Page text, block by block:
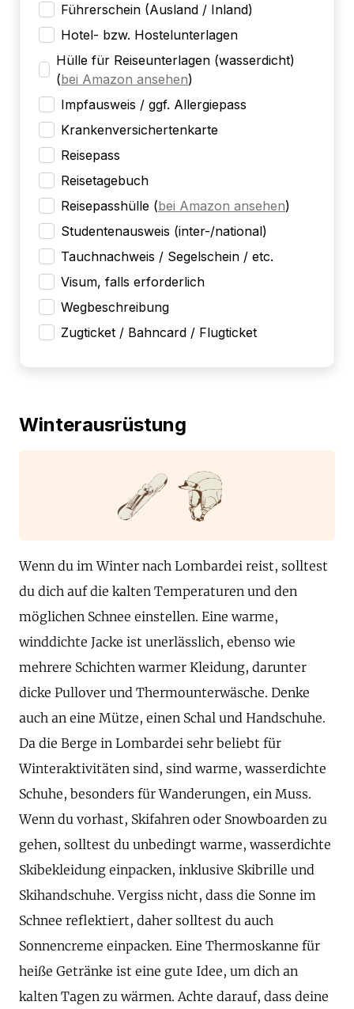
Führerschein (Ausland / Inland)
Hotel- bzw. Hostelunterlagen
Hülle für Reiseunterlagen (wasserdicht)
(bei Amazon ansehen)
Impfausweis / ggf. Allergiepass
Krankenversichertenkarte
Reisepass
Reisetagebuch
Reisepasshülle (bei Amazon ansehen)
Studentenausweis (inter-/national)
Tauchnachweis / Segelschein / etc.
Visum, falls erforderlich
Wegbeschreibung
Zugticket / Bahncard / Flugticket
Winterausrüstung
Wenn du im Winter nach Lombardei reist, solltest
du dich auf die kalten Temperaturen und den
möglichen Schnee einstellen. Eine warme,
winddichte Jacke ist unerlässlich, ebenso wie
mehrere Schichten warmer Kleidung, darunter
dicke Pullover und Thermounterwäsche. Denke
auch an eine Mütze, einen Schal und Handschuhe.
Da die Berge in Lombardei sehr beliebt für
Winteraktivitäten sind, sind warme, wasserdichte
Schuhe, besonders für Wanderungen, ein Muss.
Wenn du vorhast, Skifahren oder Snowboarden zu
gehen, solltest du unbedingt warme, wasserdichte
Skibekleidung einpacken, inklusive Skibrille und
Skihandschuhe. Vergiss nicht, dass die Sonne im
Schnee reflektiert, daher solltest du auch
Sonnencreme einpacken. Eine Thermoskanne für
heiße Getränke ist eine gute Idee, um dich an
kalten Tagen zu wärmen. Achte darauf, dass deine